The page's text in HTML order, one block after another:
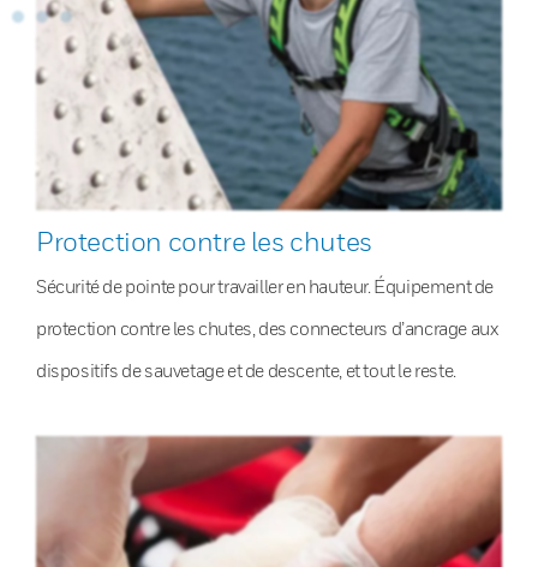
Protection contre les chutes
Sécurité de pointe pour travailler en hauteur. Équipement de
protection contre les chutes, des connecteurs d’ancrage aux
dispositifs de sauvetage et de descente, et tout le reste.